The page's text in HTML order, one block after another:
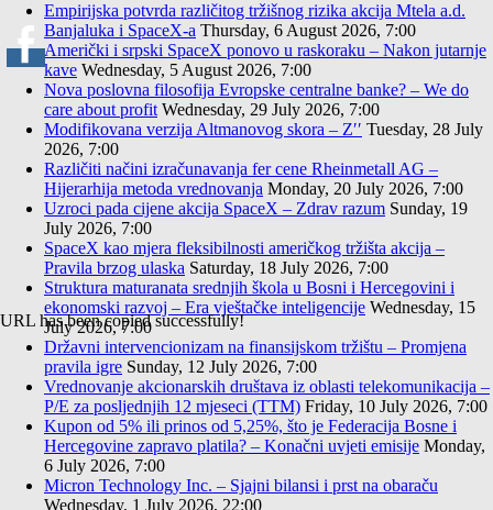
URL has been copied successfully!
Empirijska potvrda različitog tržišnog rizika akcija Mtela a.d.
Banjaluka i SpaceX-a Thursday, 6 August 2026, 7:00
Američki i srpski SpaceX ponovo u raskoraku – Nakon jutarnje
kave Wednesday, 5 August 2026, 7:00
Nova poslovna filosofija Evropske centralne banke? – We do
care about profit Wednesday, 29 July 2026, 7:00
Modifikovana verzija Altmanovog skora – Z′′ Tuesday, 28 July
2026, 7:00
Različiti načini izračunavanja fer cene Rheinmetall AG –
Hijerarhija metoda vrednovanja Monday, 20 July 2026, 7:00
Uzroci pada cijene akcija SpaceX – Zdrav razum Sunday, 19
July 2026, 7:00
SpaceX kao mjera fleksibilnosti američkog tržišta akcija –
Pravila brzog ulaska Saturday, 18 July 2026, 7:00
Struktura maturanata srednjih škola u Bosni i Hercegovini i
ekonomski razvoj – Era vještačke inteligencije Wednesday, 15
July 2026, 7:00
Državni intervencionizam na finansijskom tržištu – Promjena
pravila igre Sunday, 12 July 2026, 7:00
Vrednovanje akcionarskih društava iz oblasti telekomunikacija –
P/E za posljednjih 12 mjeseci (TTM) Friday, 10 July 2026, 7:00
Kupon od 5% ili prinos od 5,25%, što je Federacija Bosne i
Hercegovine zapravo platila? – Konačni uvjeti emisije Monday,
6 July 2026, 7:00
Micron Technology Inc. – Sjajni bilansi i prst na obaraču
Wednesday, 1 July 2026, 22:00